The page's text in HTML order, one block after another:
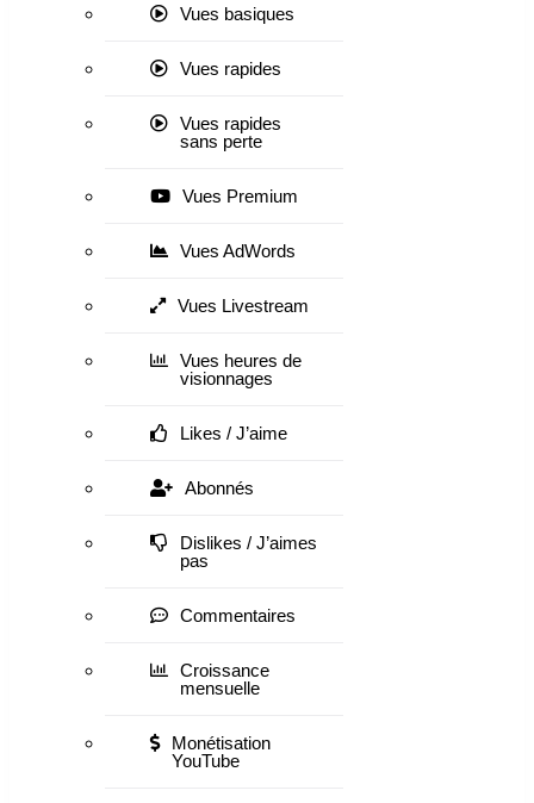
Vues basiques
Vues rapides
Vues rapides
sans perte
Vues Premium
Vues AdWords
Vues Livestream
Vues heures de
visionnages
Likes / J’aime
Abonnés
Dislikes / J’aimes
pas
Commentaires
Croissance
mensuelle
Monétisation
YouTube